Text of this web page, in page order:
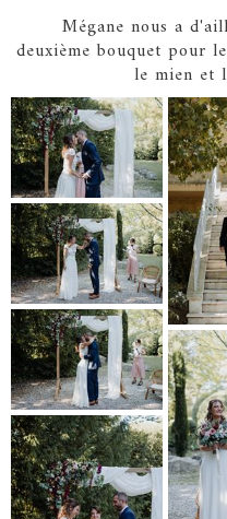
Mégane nous a
deuxième bouquet pour
le mien et